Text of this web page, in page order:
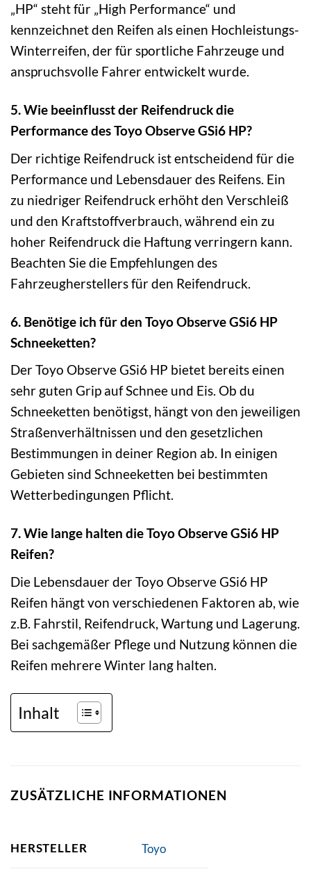
„HP“ steht für „High Performance“ und
kennzeichnet den Reifen als einen Hochleistungs-
Winterreifen, der für sportliche Fahrzeuge und
anspruchsvolle Fahrer entwickelt wurde.
5. Wie beeinflusst der Reifendruck die
Performance des Toyo Observe GSi6 HP?
Der richtige Reifendruck ist entscheidend für die
Performance und Lebensdauer des Reifens. Ein
zu niedriger Reifendruck erhöht den Verschleiß
und den Kraftstoffverbrauch, während ein zu
hoher Reifendruck die Haftung verringern kann.
Beachten Sie die Empfehlungen des
Fahrzeugherstellers für den Reifendruck.
6. Benötige ich für den Toyo Observe GSi6 HP
Schneeketten?
Der Toyo Observe GSi6 HP bietet bereits einen
sehr guten Grip auf Schnee und Eis. Ob du
Schneeketten benötigst, hängt von den jeweiligen
Straßenverhältnissen und den gesetzlichen
Bestimmungen in deiner Region ab. In einigen
Gebieten sind Schneeketten bei bestimmten
Wetterbedingungen Pflicht.
7. Wie lange halten die Toyo Observe GSi6 HP
Reifen?
Die Lebensdauer der Toyo Observe GSi6 HP
Reifen hängt von verschiedenen Faktoren ab, wie
z.B. Fahrstil, Reifendruck, Wartung und Lagerung.
Bei sachgemäßer Pflege und Nutzung können die
Reifen mehrere Winter lang halten.
Inhalt
ZUSÄTZLICHE INFORMATIONEN
HERSTELLER Toyo